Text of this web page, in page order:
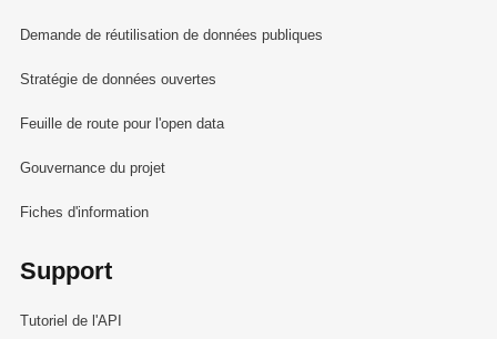
Demande de réutilisation de données publiques
Stratégie de données ouvertes
Feuille de route pour l'open data
Gouvernance du projet
Fiches d'information
Support
Tutoriel de l'API